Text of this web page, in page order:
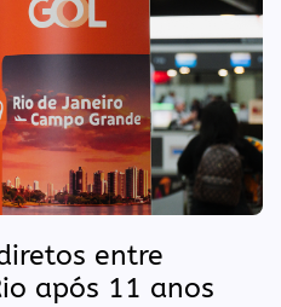
entre
após 11 anos